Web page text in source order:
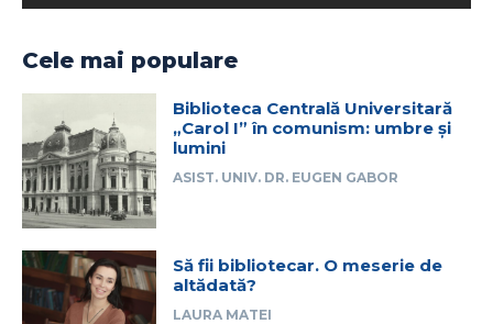
Cele mai populare
Biblioteca Centrală Universitară
„Carol I” în comunism: umbre și
lumini
ASIST. UNIV. DR. EUGEN GABOR
Să fii bibliotecar. O meserie de
altădată?
LAURA MATEI